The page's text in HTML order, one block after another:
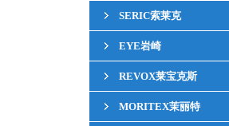
SERIC索莱克
EYE岩崎
REVOX莱宝克斯
MORITEX茉丽特